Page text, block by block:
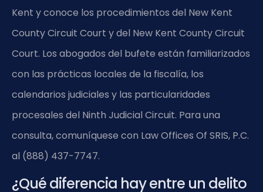
Kent y conoce los procedimientos del New Kent
County Circuit Court y del New Kent County Circuit
Court. Los abogados del bufete están familiarizados
con las prácticas locales de la fiscalía, los
calendarios judiciales y las particularidades
procesales del Ninth Judicial Circuit. Para una
consulta, comuníquese con Law Offices Of SRIS, P.C.
al (888) 437-7747.
¿Qué diferencia hay entre un delito